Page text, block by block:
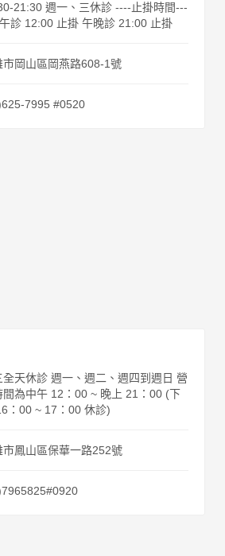
21:30 週一、三休診 ----止掛時間---
診 12:00 止掛 午晚診 21:00 止掛
市岡山區岡燕路608-1號
7995 #0520
全天休診 週一、週二、週四到週日 營
間為中午 12：00 ~ 晚上 21：00 (下
：00 ~ 17：00 休診)
市鳳山區保華一路252號